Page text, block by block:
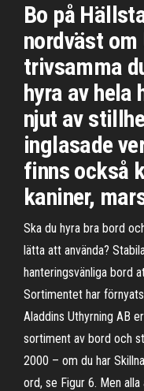
Bo på
nordväst
trivsamma
hyra av hela
njut av
inglasade
finns också
kaniner,
Ska du hyra bra bord
lätta att använda?
hanteringsvänliga bord
Sortimentet har
Aladdins Uthyrning AB
sortiment av bord och
2000 – om du har
ord, se Figur 6. Men